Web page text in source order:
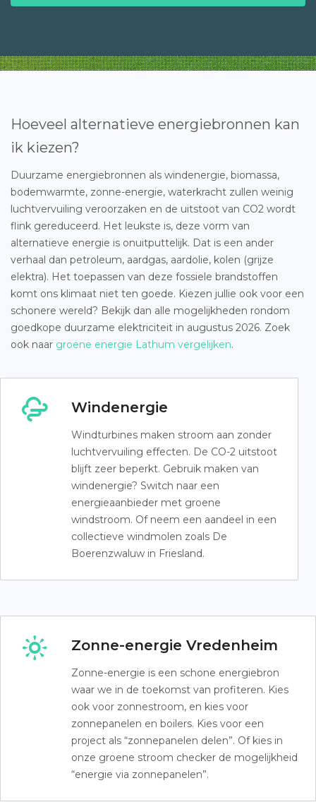
Hoeveel alternatieve energiebronnen kan
ik kiezen?
Duurzame energiebronnen als windenergie, biomassa,
bodemwarmte, zonne-energie, waterkracht zullen weinig
luchtvervuiling veroorzaken en de uitstoot van CO2 wordt
flink gereduceerd. Het leukste is, deze vorm van
alternatieve energie is onuitputtelijk. Dat is een ander
verhaal dan petroleum, aardgas, aardolie, kolen (grijze
elektra). Het toepassen van deze fossiele brandstoffen
komt ons klimaat niet ten goede. Kiezen jullie ook voor een
schonere wereld? Bekijk dan alle mogelijkheden rondom
goedkope duurzame elektriciteit in augustus 2026. Zoek
ook naar groene energie Lathum vergelijken.
Windenergie
Windturbines maken stroom aan zonder
luchtvervuiling effecten. De CO-2 uitstoot
blijft zeer beperkt. Gebruik maken van
windenergie? Switch naar een
energieaanbieder met groene
windstroom. Of neem een aandeel in een
collectieve windmolen zoals De
Boerenzwaluw in Friesland.
Zonne-energie Vredenheim
Zonne-energie is een schone energiebron
waar we in de toekomst van profiteren. Kies
ook voor zonnestroom, en kies voor
zonnepanelen en boilers. Kies voor een
project als “zonnepanelen delen”. Of kies in
onze groene stroom checker de mogelijkheid
“energie via zonnepanelen”.